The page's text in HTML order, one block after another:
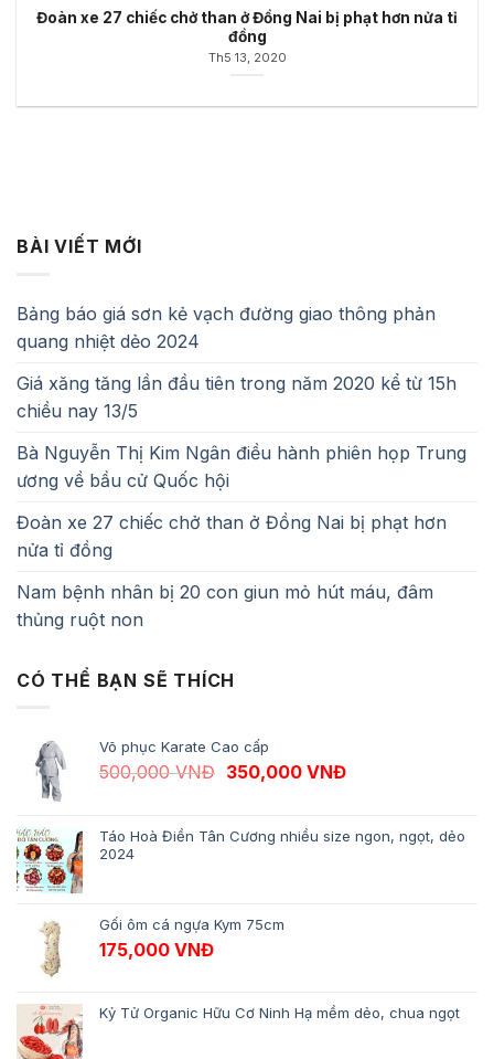
Đoàn xe 27 chiếc chở than ở Đồng Nai bị phạt hơn nửa tỉ
đồng
Th5 13, 2020
BÀI VIẾT MỚI
Bảng báo giá sơn kẻ vạch đường giao thông phản
quang nhiệt dẻo 2024
Giá xăng tăng lần đầu tiên trong năm 2020 kể từ 15h
chiều nay 13/5
Bà Nguyễn Thị Kim Ngân điều hành phiên họp Trung
ương về bầu cử Quốc hội
Đoàn xe 27 chiếc chở than ở Đồng Nai bị phạt hơn
nửa tỉ đồng
Nam bệnh nhân bị 20 con giun mỏ hút máu, đâm
thủng ruột non
CÓ THỂ BẠN SẼ THÍCH
Võ phục Karate Cao cấp
500,000VNĐ Giá gốc là: 500,000 VNĐ.
350,000 VNĐGiá hiện tại là:
Táo Hoà Điền Tân Cương nhiều size ngon, ngọt, dẻo
2024
Gối ôm cá ngựa Kym 75cm
175,000 VNĐ
Kỷ Tử Organic Hữu Cơ Ninh Hạ mềm dẻo, chua ngọt